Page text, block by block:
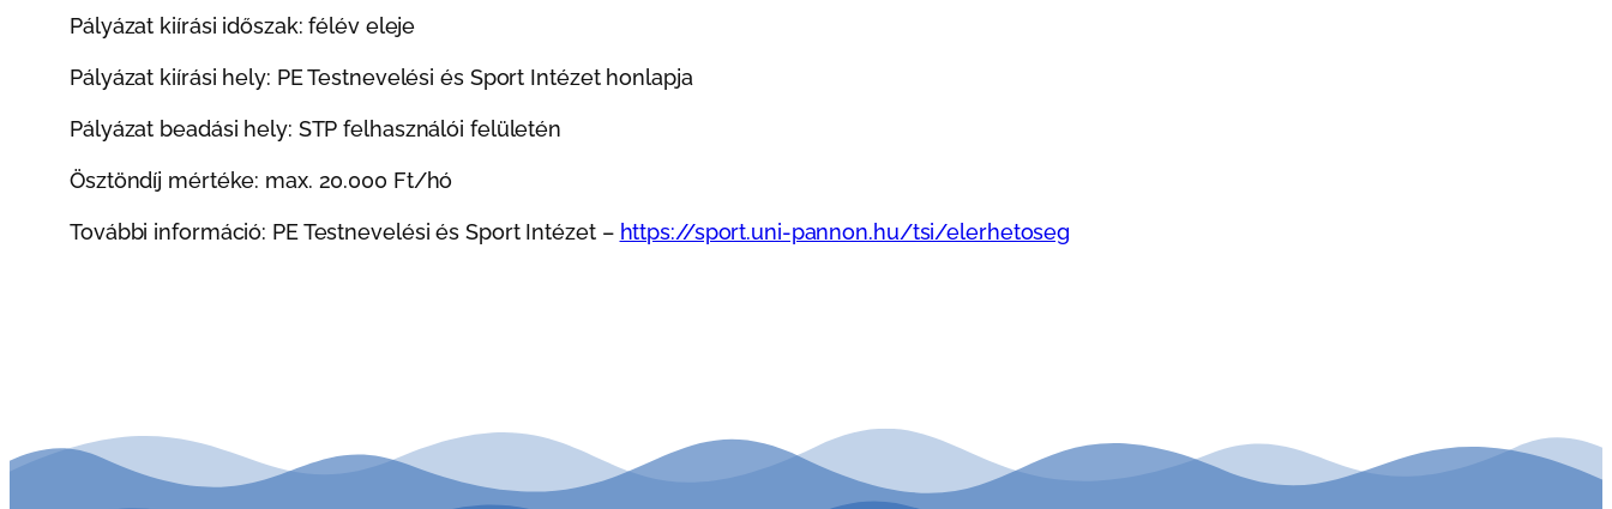
Pályázat kiírási időszak: félév eleje
Pályázat kiírási hely: PE Testnevelési és Sport Intézet honlapja
Pályázat beadási hely: STP felhasználói felületén
Ösztöndíj mértéke: max. 20.000 Ft/hó
További információ: PE Testnevelési és Sport Intézet – https://sport.uni-pannon.hu/tsi/elerhetoseg